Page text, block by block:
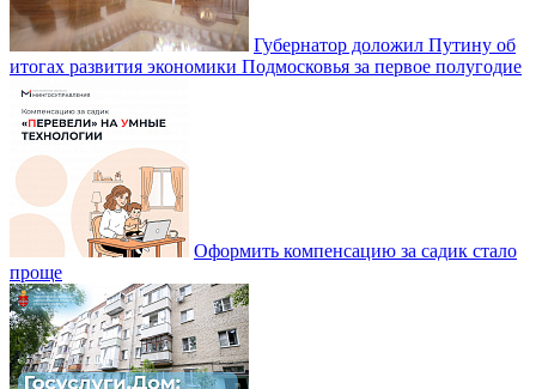
Губернатор доложил Путину об
итогах развития экономики Подмосковья за первое полугодие
Оформить компенсацию за садик стало
проще